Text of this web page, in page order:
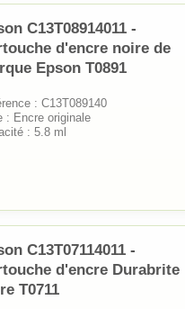
C13T08914011 -
d'encre noire de
Epson T0891
: C13T089140
: Encre originale
: 5.8 ml
C13T07114011 -
d'encre Durabrite
T0711